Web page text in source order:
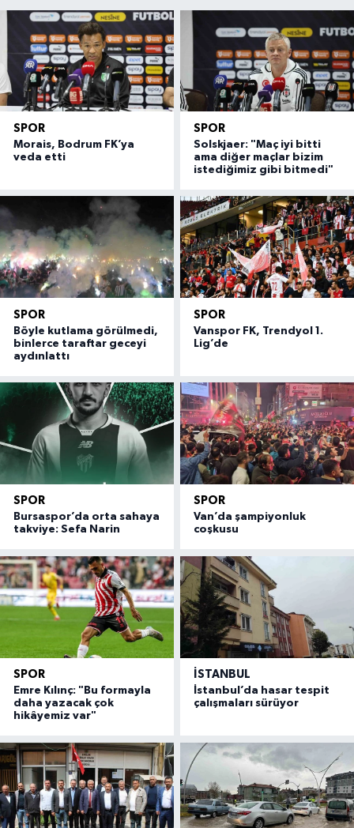
SPOR
Morais, Bodrum FK’ya
veda etti
SPOR
Solskjaer: "Maç iyi bitti
ama diğer maçlar bizim
istediğimiz gibi bitmedi"
SPOR
Böyle kutlama görülmedi,
binlerce taraftar geceyi
aydınlattı
SPOR
Vanspor FK, Trendyol 1.
Lig’de
SPOR
Bursaspor’da orta sahaya
takviye: Sefa Narin
SPOR
Van’da şampiyonluk
coşkusu
SPOR
Emre Kılınç: "Bu formayla
daha yazacak çok
hikâyemiz var"
İSTANBUL
İstanbul’da hasar tespit
çalışmaları sürüyor